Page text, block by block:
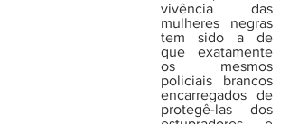
vivência das
mulheres negras
tem sido a de
que exatamente
os mesmos
policiais brancos
encarregados de
protegê-las dos